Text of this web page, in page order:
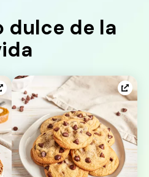
dulce de la